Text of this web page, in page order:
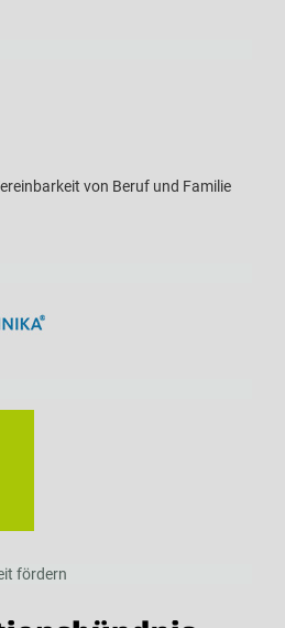
von Beruf und Familie
fördern